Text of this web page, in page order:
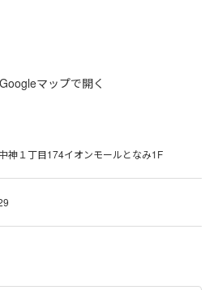
Googleマップで開く
神１丁目174イオンモールとなみ1F